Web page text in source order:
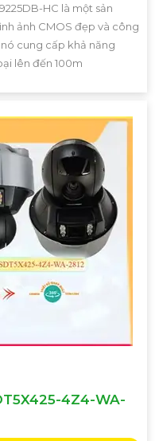
HC là một sản
ảnh CMOS đẹp và công
cung cấp khả năng
lên đến 100m
4Z4-WA-